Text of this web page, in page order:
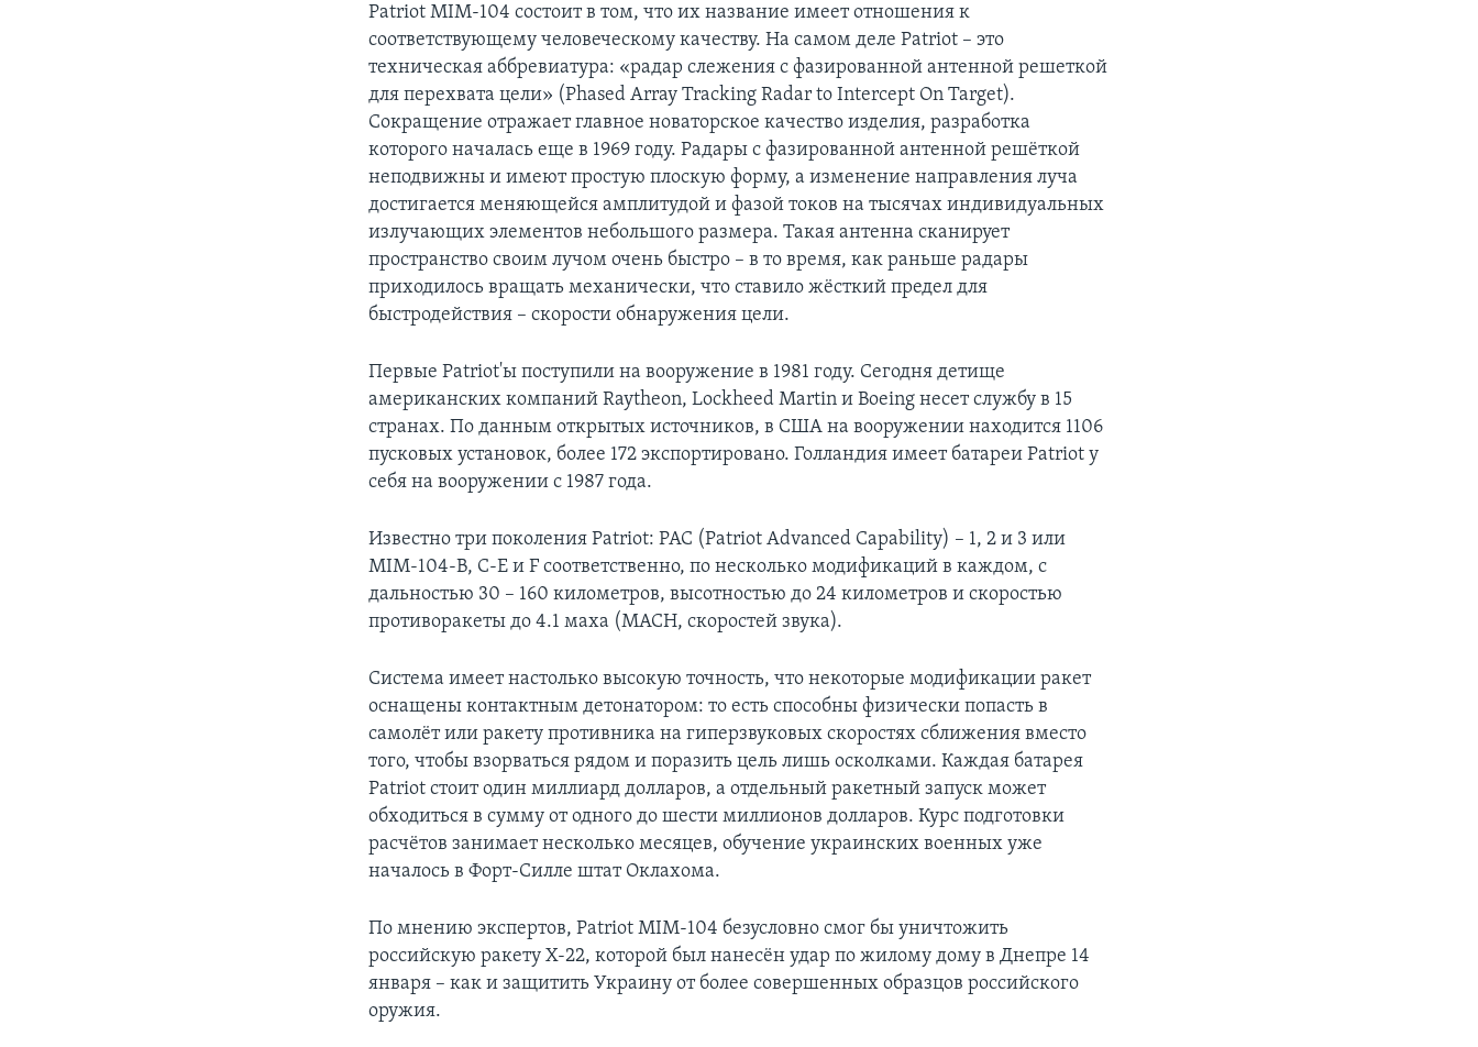
Patriot MIM-104 состоит в том, что их название имеет отношения к
соответствующему человеческому качеству. На самом деле Patriot – это
техническая аббревиатура: «радар слежения с фазированной антенной решеткой
для перехвата цели» (Phased Array Tracking Radar to Intercept On Target).
Сокращение отражает главное новаторское качество изделия, разработка
которого началась еще в 1969 году. Радары с фазированной антенной решёткой
неподвижны и имеют простую плоскую форму, а изменение направления луча
достигается меняющейся амплитудой и фазой токов на тысячах индивидуальных
излучающих элементов небольшого размера. Такая антенна сканирует
пространство своим лучом очень быстро – в то время, как раньше радары
приходилось вращать механически, что ставило жёсткий предел для
быстродействия – скорости обнаружения цели.
Первые Patriot'ы поступили на вооружение в 1981 году. Сегодня детище
американских компаний Raytheon, Lockheed Martin и Boeing несет службу в 15
странах. По данным открытых источников, в США на вооружении находится 1106
пусковых установок, более 172 экспортировано. Голландия имеет батареи Patriot у
себя на вооружении с 1987 года.
Известно три поколения Patriot: PAC (Patriot Advanced Capability) – 1, 2 и 3 или
MIM-104-B, C-E и F соответственно, по несколько модификаций в каждом, с
дальностью 30 – 160 километров, высотностью до 24 километров и скоростью
противоракеты до 4.1 маха (MACH, скоростей звука).
Система имеет настолько высокую точность, что некоторые модификации ракет
оснащены контактным детонатором: то есть способны физически попасть в
самолёт или ракету противника на гиперзвуковых скоростях сближения вместо
того, чтобы взорваться рядом и поразить цель лишь осколками. Каждая батарея
Patriot стоит один миллиард долларов, а отдельный ракетный запуск может
обходиться в сумму от одного до шести миллионов долларов. Курс подготовки
расчётов занимает несколько месяцев, обучение украинских военных уже
началось в Форт-Силле штат Оклахома.
По мнению экспертов, Patriot MIM-104 безусловно смог бы уничтожить
российскую ракету X-22, которой был нанесён удар по жилому дому в Днепре 14
января – как и защитить Украину от более совершенных образцов российского
оружия.